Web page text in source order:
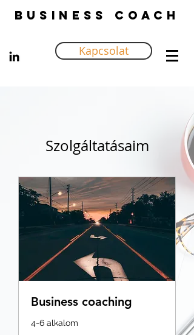
Business coach
Kapcsolat
Szolgáltatásaim
Business coaching
4-6 alkalom